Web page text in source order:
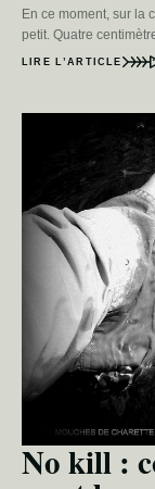
En ce moment, sur la
petit. Quatre
LIRE L’ARTICLE
No kill :